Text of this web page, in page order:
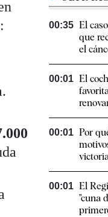
00:35 El
que
el
00:01 El
00:01 Por
00:01 El
"cuna